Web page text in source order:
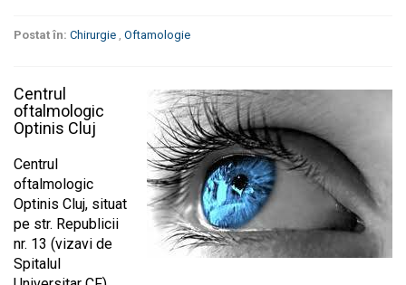
Postat în: Chirurgie , Oftamologie
Centrul
oftalmologic
Optinis Cluj
Centrul
oftalmologic
Optinis Cluj, situat
pe str. Republicii
nr. 13 (vizavi de
Spitalul